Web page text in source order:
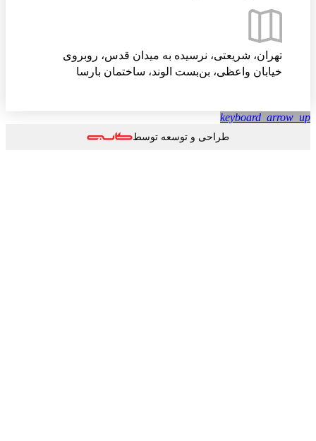
تهران، شریعتی، نرسیده به میدان قدس، روبروی
خیابان واعظی، بن‌بست الوند، ساختمان بارسا
طراحی و توسعه توسط